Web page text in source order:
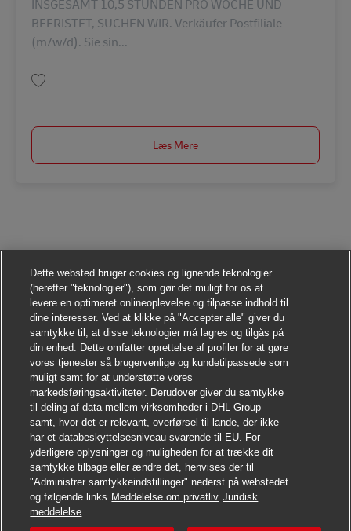
Søg jobbet
INSGESAMT 10,5 STUNDEN PRO WOCHE UND
BEFRISTET, SUCHEN WIR. Verkäufer Postfiliale
(m/w/d). Sie sin...
Læs Mere
Dette websted bruger cookies og lignende teknologier
(herefter "teknologier"), som gør det muligt for os at
levere en optimeret onlineoplevelse og tilpasse indhold til
dine interesser. Ved at klikke på "Accepter alle" giver du
samtykke til, at disse teknologier må lagres og tilgås på
din enhed. Dette omfatter oprettelse af profiler for at gøre
vores tjenester så brugervenlige og kundetilpassede som
muligt samt for at understøtte vores
markedsføringsaktiviteter. Derudover giver du samtykke
til deling af data mellem virksomheder i DHL Group
samt, hvor det er relevant, overførsel til lande, der ikke
har et databeskyttelsesniveau svarende til EU. For
yderligere oplysninger og muligheden for at trække dit
samtykke tilbage eller ændre det, henvises der til
"Administrer samtykkeindstillinger" nederst på webstedet
og følgende links Meddelelse om privatliv Juridisk
meddelelse